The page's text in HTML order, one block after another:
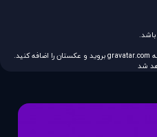
gravatar.comبروید و عکستان را اضافه کنید.
شد